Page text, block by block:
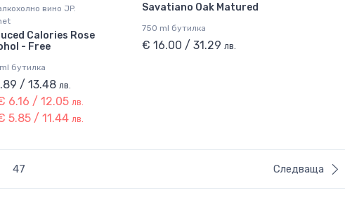
вино JP.
Calories Rose
- Free
бутилка
/ 13.48 лв.
6.16 / 12.05 лв.
5.85 / 11.44 лв.
Savatiano Oak Matured
750 ml бутилка
€ 16.00 / 31.29 лв.
47 Следваща